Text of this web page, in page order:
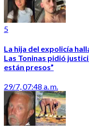
5
La hija del expolicía
Las Toninas pidió
están presos”
29/7, 07:48 a. m.